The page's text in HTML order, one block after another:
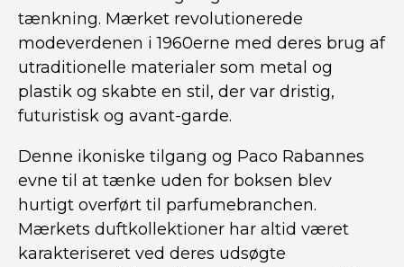
tænkning. Mærket revolutionerede
modeverdenen i 1960erne med deres brug af
utraditionelle materialer som metal og
plastik og skabte en stil, der var dristig,
futuristisk og avant-garde.
Denne ikoniske tilgang og Paco Rabannes
evne til at tænke uden for boksen blev
hurtigt overført til parfumebranchen.
Mærkets duftkollektioner har altid været
karakteriseret ved deres udsøgte